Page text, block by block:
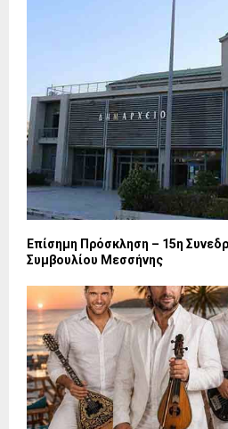
Επίσημη Πρόσκληση – 15η
Συμβουλίου Μεσσήνης